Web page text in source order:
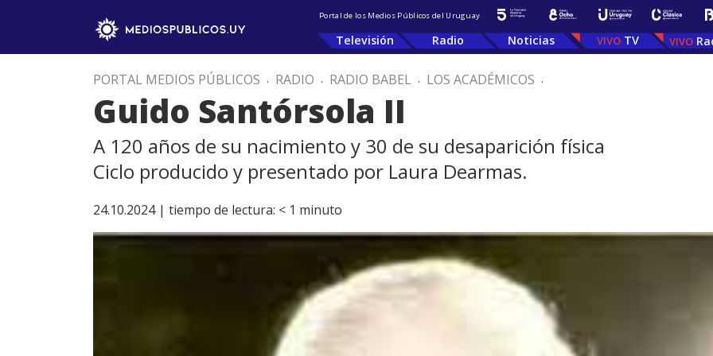
Portal de los Medios Públicos del Uruguay
Televisión Radio Noticias TV
PORTAL MEDIOS PÚBLICOS . RADIO . RADIO BABEL . LOS ACADÉMICOS .
Guido Santórsola II
A 120 años de su nacimiento y 30 de su desaparición física
Ciclo producido y presentado por Laura Dearmas.
24.10.2024 | tiempo de lectura: < 1 minuto